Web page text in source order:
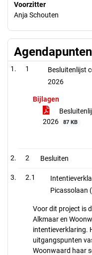
Voorzitter
Anja Schouten
Agendapunten
1
Besluitenlijst
2026
Bijlagen
2026
87 KB
2 Besluiten
2.1
Picassolaan
Voor dit project is
Alkmaar en
intentieverklaring.
uitgangspunten
Woonwaard haar